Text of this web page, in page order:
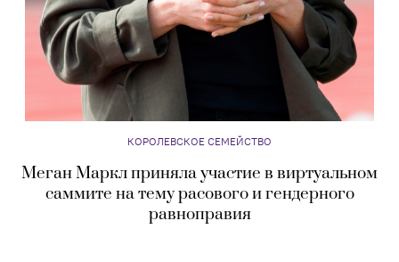
КОРОЛЕВСКОЕ СЕМЕЙСТВО
Меган Маркл приняла участие в виртуальном
саммите на тему расового и гендерного
равноправия